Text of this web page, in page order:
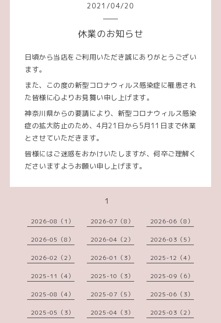
2021 /04/20
休業のお知らせ
日頃から当店をご利用いただき誠にありがとうござい
ます。
また、この度の新型コロナウィルス感染症に罹患され
た皆様に心よりお見舞い申し上げます。
神奈川県からの要請により、新型コロナウィルス感染
症の拡大防止のため、4月21日から5月11日まで休業
とさせていただきます。
皆様にはご迷惑をおかけいたしますが、何卒ご理解く
ださいますようお願い申し上げます。
1
2026-08（1） 2026-07（8） 2026-06（8）
2026-05（8） 2026-04（2） 2026-03（5）
2026-02（2） 2026-01（3） 2025-12（4）
2025-11（4） 2025-10（3） 2025-09（6）
2025-08（4） 2025-07（5） 2025-06（3）
2025-05（3） 2025-04（3） 2025-03（2）